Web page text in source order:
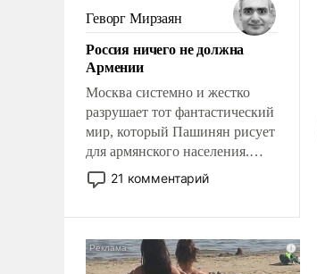
Сложившаяся ситуация
означает многолетний период
уязвимости США, например,
перед Китаем.
Геворг Мирзаян
Россия ничего не должна
Армении
Москва системно и жестко
разрушает тот фантастический
мир, который Пашинян рисует
для армянского населения.
Мир, где политические
прожекты будут безусловно
налогоплательщиков и где
Еревану за свои поступки не
21 комментарий